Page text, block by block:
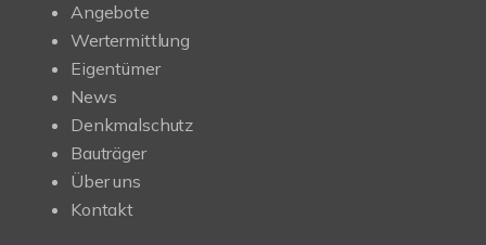
Angebote
Wertermittlung
Eigentümer
News
Denkmalschutz
Bauträger
Über uns
Kontakt